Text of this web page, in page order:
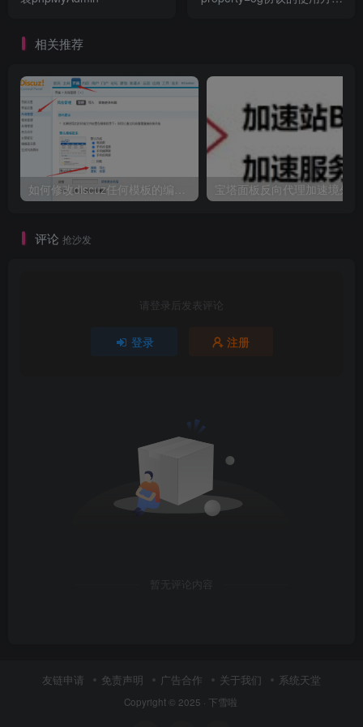
相关推荐
如何修改discuz任何模板的编辑器默认字体类型和默认字体大小
评论 抢沙发
请登录后发表评论
登录 注册
暂无评论内容
友链申请 免责声明 广告合作 关于我们 系统天堂
Copyright © 2025 · 下雪啦